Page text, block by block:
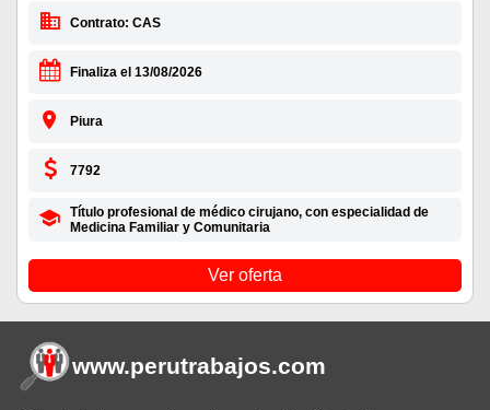
Contrato: CAS
Finaliza el 13/08/2026
Piura
7792
Título profesional de médico cirujano, con especialidad de
Medicina Familiar y Comunitaria
Ver oferta
www.perutrabajos.com